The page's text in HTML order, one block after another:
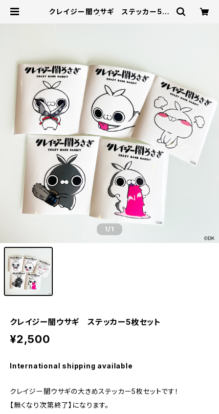
クレイジー闇ウサギ ステッカー5枚
1/1
クレイジー闇ウサギ ステッカー5枚セット
¥2,500
International shipping available
クレイジー闇ウサギの大きめステッカー5枚セットです！
【無くなり次第終了】になります。